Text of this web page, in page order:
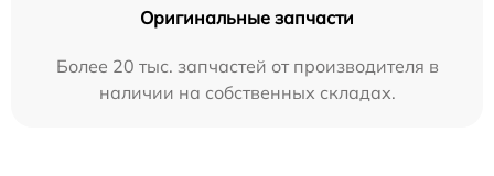
Оригинальные запчасти
Более 20 тыс. запчастей от производителя в
наличии на собственных складах.